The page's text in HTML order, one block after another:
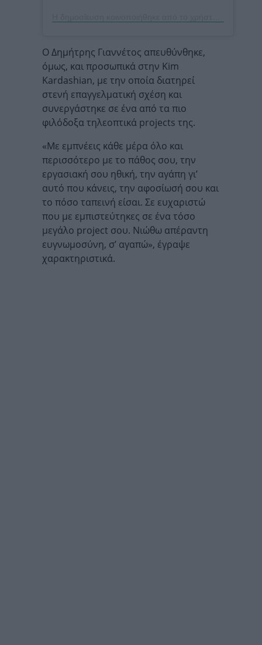
Ο Δημήτρης Γιαννέτος απευθύνθηκε,
όμως, και προσωπικά στην Kim
Kardashian, με την οποία διατηρεί
στενή επαγγελματική σχέση και
συνεργάστηκε σε ένα από τα πιο
φιλόδοξα τηλεοπτικά projects της.
«Με εμπνέεις κάθε μέρα όλο και
περισσότερο με το πάθος σου, την
εργασιακή σου ηθική, την αγάπη γι’
αυτό που κάνεις, την αφοσίωσή σου και
το πόσο ταπεινή είσαι. Σε ευχαριστώ
που με εμπιστεύτηκες σε ένα τόσο
μεγάλο project σου. Νιώθω απέραντη
ευγνωμοσύνη, σ’ αγαπώ», έγραψε
χαρακτηριστικά.